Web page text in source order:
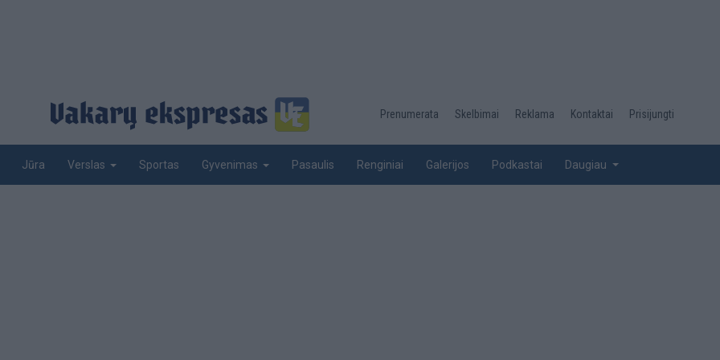
Desktop
top
Prenumerata Skelbimai Reklama Kontaktai Prisijungti
Jūra Verslas Sportas Gyvenimas Pasaulis Renginiai Galerijos Podkastai Daugiau